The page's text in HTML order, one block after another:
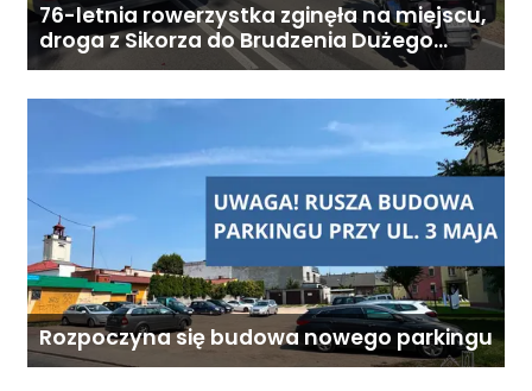
76-letnia rowerzystka zginęła na miejscu,
droga z Sikorza do Brudzenia Dużego
zablokowana
Rozpoczyna się budowa nowego parkingu